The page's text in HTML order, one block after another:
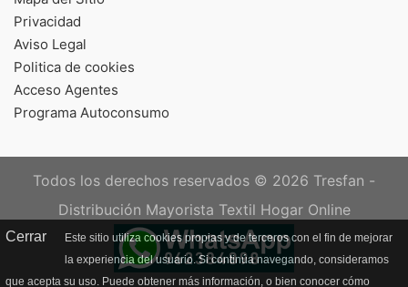
Cerrar
Este sitio utiliza cookies propias y de terceros con el fin de mejorar
la experiencia del usuario. Si continúa navegando, consideramos
que acepta su uso. Puede obtener más información, o bien conocer cómo
Privacidad
Aviso Legal
Politica de cookies
Acceso Agentes
Programa Autoconsumo
Todos los derechos reservados © 2026 Tresfan -
Distribución Mayorista Textil Hogar Online